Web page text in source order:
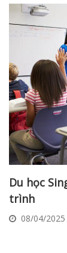
Du học
trình
08/04/2025